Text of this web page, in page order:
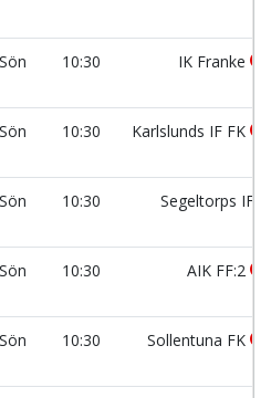
Sön 10:30 IK Franke
Sön 10:30 Karlslunds IF FK
Sön 10:30 Segeltorps IF
Sön 10:30 AIK FF:2
Sön 10:30 Sollentuna FK